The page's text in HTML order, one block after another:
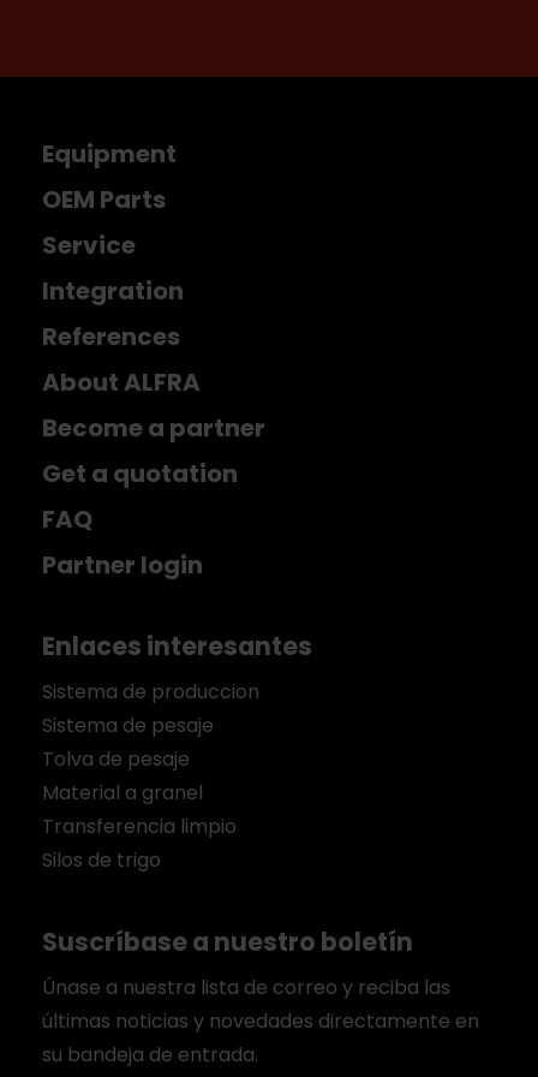
Equipment
OEM Parts
Service
Integration
References
About ALFRA
Become a partner
Get a quotation
FAQ
Partner login
Enlaces interesantes
Sistema de produccion
Sistema de pesaje
Tolva de pesaje
Material a granel
Transferencia limpio
Silos de trigo
Suscríbase a nuestro boletín
Únase a nuestra lista de correo y reciba las
últimas noticias y novedades directamente en
su bandeja de entrada.